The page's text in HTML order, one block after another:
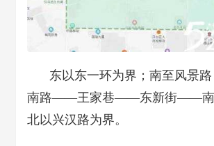
东以东一环为界；南至风景
南路——王家巷——东新街——南
北以兴汉路为界。